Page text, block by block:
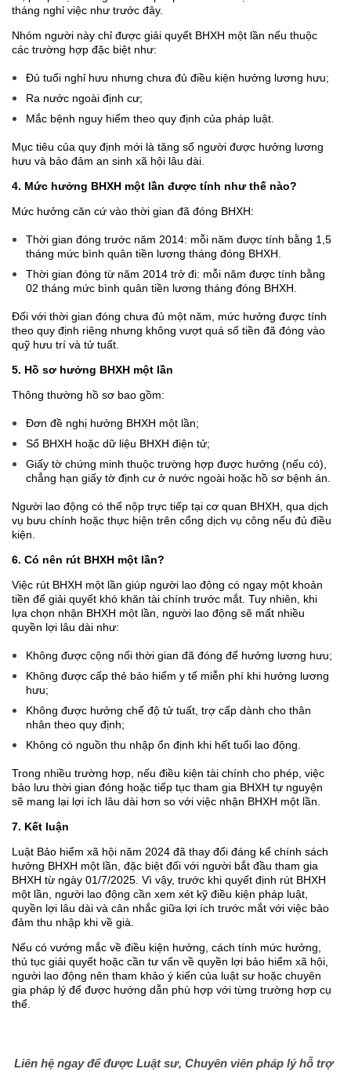
tháng nghỉ việc như trước đây.
Nhóm người này chỉ được giải quyết BHXH một lần nếu thuộc
các trường hợp đặc biệt như:
Đủ tuổi nghỉ hưu nhưng chưa đủ điều kiện hưởng lương hưu;
Ra nước ngoài định cư;
Mắc bệnh nguy hiểm theo quy định của pháp luật.
Mục tiêu của quy định mới là tăng số người được hưởng lương
hưu và bảo đảm an sinh xã hội lâu dài.
4. Mức hưởng BHXH một lần được tính như thế nào?
Mức hưởng căn cứ vào thời gian đã đóng BHXH:
Thời gian đóng trước năm 2014: mỗi năm được tính bằng 1,5
tháng mức bình quân tiền lương tháng đóng BHXH.
Thời gian đóng từ năm 2014 trở đi: mỗi năm được tính bằng
02 tháng mức bình quân tiền lương tháng đóng BHXH.
Đối với thời gian đóng chưa đủ một năm, mức hưởng được tính
theo quy định riêng nhưng không vượt quá số tiền đã đóng vào
quỹ hưu trí và tử tuất.
5. Hồ sơ hưởng BHXH một lần
Thông thường hồ sơ bao gồm:
Đơn đề nghị hưởng BHXH một lần;
Sổ BHXH hoặc dữ liệu BHXH điện tử;
Giấy tờ chứng minh thuộc trường hợp được hưởng (nếu có),
chẳng hạn giấy tờ định cư ở nước ngoài hoặc hồ sơ bệnh án.
Người lao động có thể nộp trực tiếp tại cơ quan BHXH, qua dịch
vụ bưu chính hoặc thực hiện trên cổng dịch vụ công nếu đủ điều
kiện.
6. Có nên rút BHXH một lần?
Việc rút BHXH một lần giúp người lao động có ngay một khoản
tiền để giải quyết khó khăn tài chính trước mắt. Tuy nhiên, khi
lựa chọn nhận BHXH một lần, người lao động sẽ mất nhiều
quyền lợi lâu dài như:
Không được cộng nối thời gian đã đóng để hưởng lương hưu;
Không được cấp thẻ bảo hiểm y tế miễn phí khi hưởng lương
hưu;
Không được hưởng chế độ tử tuất, trợ cấp dành cho thân
nhân theo quy định;
Không có nguồn thu nhập ổn định khi hết tuổi lao động.
Trong nhiều trường hợp, nếu điều kiện tài chính cho phép, việc
bảo lưu thời gian đóng hoặc tiếp tục tham gia BHXH tự nguyện
sẽ mang lại lợi ích lâu dài hơn so với việc nhận BHXH một lần.
7. Kết luận
Luật Bảo hiểm xã hội năm 2024 đã thay đổi đáng kể chính sách
hưởng BHXH một lần, đặc biệt đối với người bắt đầu tham gia
BHXH từ ngày 01/7/2025. Vì vậy, trước khi quyết định rút BHXH
một lần, người lao động cần xem xét kỹ điều kiện pháp luật,
quyền lợi lâu dài và cân nhắc giữa lợi ích trước mắt với việc bảo
đảm thu nhập khi về già.
Nếu có vướng mắc về điều kiện hưởng, cách tính mức hưởng,
thủ tục giải quyết hoặc cần tư vấn về quyền lợi bảo hiểm xã hội,
người lao động nên tham khảo ý kiến của luật sư hoặc chuyên
gia pháp lý để được hướng dẫn phù hợp với từng trường hợp cụ
thể.
Liên hệ ngay để được Luật sư, Chuyên viên pháp lý hỗ trợ